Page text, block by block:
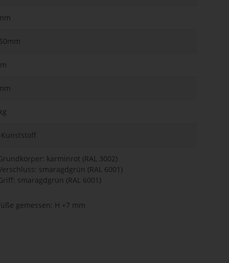
Kunststoff
karminrot (RAL 3002)
smaragdgrün (RAL 6001)
smaragdgrün (RAL 6001)
gemessen: H +7 mm